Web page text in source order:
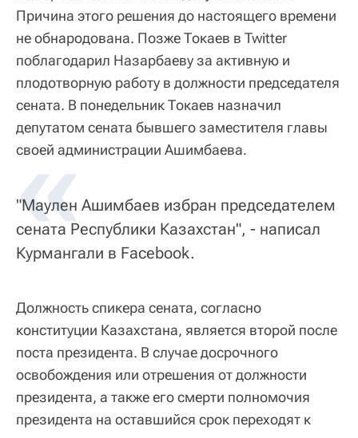
Причина этого решения до настоящего времени
не обнародована. Позже Токаев в Twitter
поблагодарил Назарбаеву за активную и
плодотворную работу в должности председателя
сената. В понедельник Токаев назначил
депутатом сената бывшего заместителя главы
своей администрации Ашимбаева.
«
"Маулен Ашимбаев избран председателем
сената Республики Казахстан", - написал
Курмангали в Facebook.
Должность спикера сената, согласно
конституции Казахстана, является второй после
поста президента. В случае досрочного
освобождения или отрешения от должности
президента, а также его смерти полномочия
президента на оставшийся срок переходят к